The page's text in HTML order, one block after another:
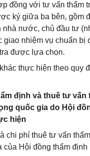
đồng với tư vấn thẩm
ký giữa ba bên, gồm
nhà nước, chủ đầu tư
giao nhiệm vụ chuẩn bị
được lựa chọn.
thực hiện theo quy
định và thuê tư vấn
quốc gia do Hội
hiện
chi phí thuê tư vấn
của Hội đồng thẩm